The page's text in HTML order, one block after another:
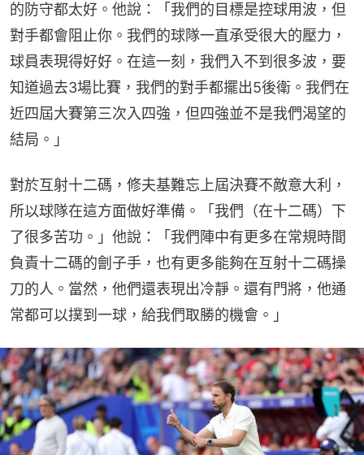
的防守都太好。他說：「我們的目標是控球用波，但
對手都會阻止你。我們的球隊一直承受很大的壓力，
球員表現得好好。在這一刻，我們入不到很多波，要
知道過去3場比賽，我們的對手都擺出5後衛。我們在
近四屆大賽第三次入四強，但四強並不是我們渴望的
結局。」
對於互射十二碼，修夫基難忘上屆決賽不敵意大利，
所以球隊在這方面做好準備。「我們（在十二碼）下
了很多苦功。」他說：「我們陣中有更多在常規時間
負責十二碼的劊子手，也有更多能夠在互射十二碼操
刀的人。當然，他們還表現出冷靜。還有門將，他通
常都可以撲到一球，給我們取勝的機會。」